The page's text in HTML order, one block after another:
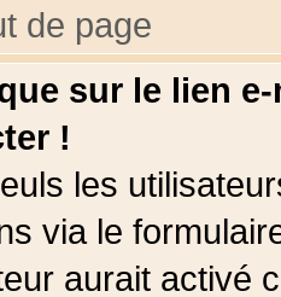
de page
sur le lien
!
les
via le
aurait activé